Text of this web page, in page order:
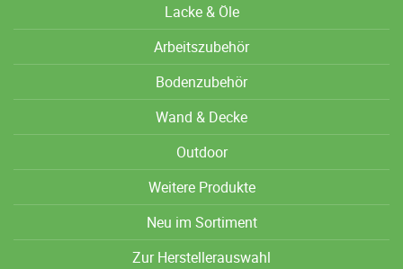
Lacke & Öle
Arbeitszubehör
Bodenzubehör
Wand & Decke
Outdoor
Weitere Produkte
Neu im Sortiment
Zur Herstellerauswahl